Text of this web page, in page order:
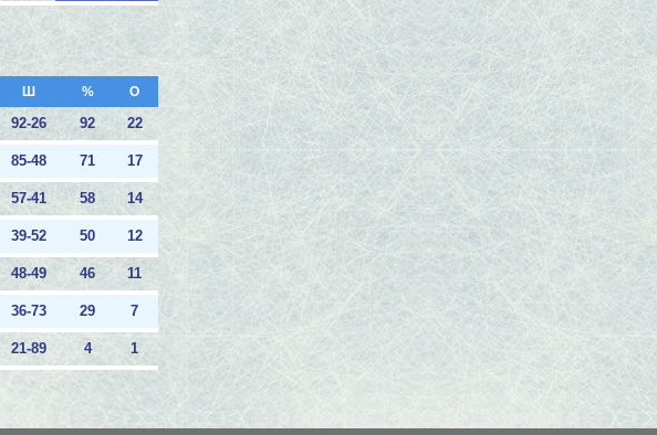
Ш % О
92-26 92 22
85-48 71 17
57-41 58 14
39-52 50 12
48-49 46 11
36-73 29 7
21-89 4 1